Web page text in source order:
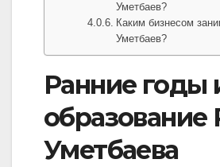
Уметбаев?
Каким бизнесом
Уметбаев?
Ранние годы
образование
Уметбаева